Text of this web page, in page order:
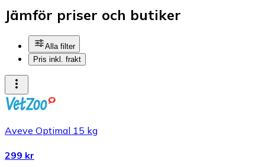
Jämför priser och butiker
Alla filter
Pris inkl. frakt
Aveve Optimal 15 kg
299 kr